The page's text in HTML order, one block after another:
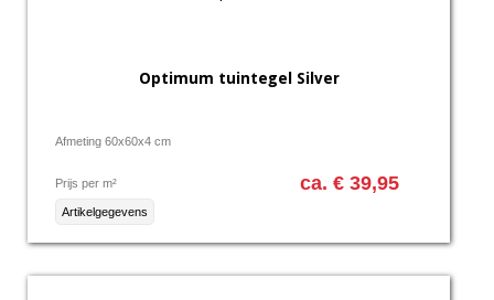
Optimum tuintegel Silver
Afmeting 60x60x4 cm
Prijs per m² ca. € 39,95
Artikelgegevens